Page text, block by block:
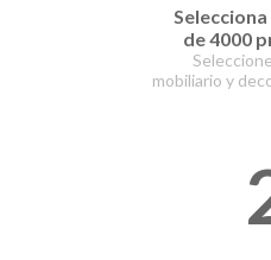
de 4000
mobiliario y